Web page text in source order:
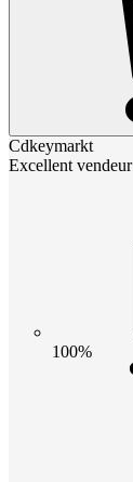
Cdkeymarkt
Excellent vendeur
100%